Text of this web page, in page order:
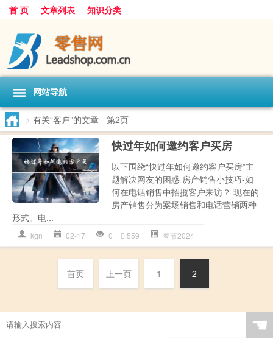
首 页 文章列表 知识分类
网站导航
> 有关“客户”的文章 - 第2页
快过年如何邀约客户买房
以下围绕“快过年如何邀约客户买房”主
题解决网友的困惑 房产销售小技巧-如
何在电话销售中招揽客户来访？ 现在的
房产销售分为案场销售和电话营销两种
形式。电...
kgn 02-17 0 559 春节2024
首页 上一页 1 2
☚